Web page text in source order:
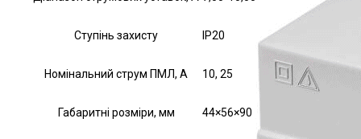
Ступінь захисту IP20
Номінальний струм ПМЛ, А 10, 25
Габаритні розміри, мм 44×56×90